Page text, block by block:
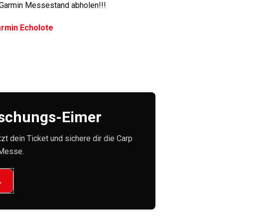
Messestand abholen!!!
Echolote
Eimer
dein Ticket und sichere dir die Carp